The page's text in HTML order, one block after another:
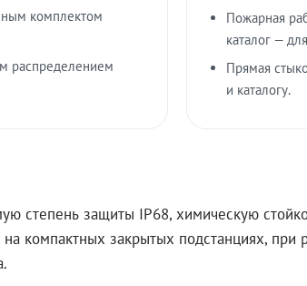
комплектом
распределением
Пожарная
каталог —
Прямая
и каталогу.
степень защиты IP68, химическую
компактных закрытых подстанциях,